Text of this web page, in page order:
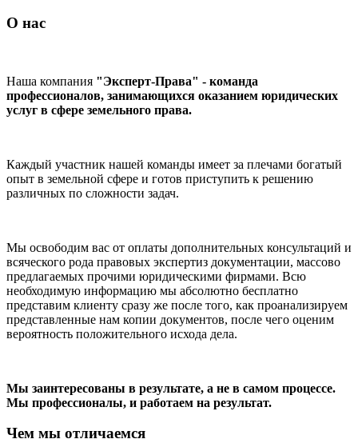
О нас
Наша компания "Эксперт-Права" - команда
профессионалов, занимающихся оказанием юридических
услуг в сфере земельного права.
Каждый участник нашей команды имеет за плечами богатый
опыт в земельной сфере и готов приступить к решению
различных по сложности задач.
Мы освободим вас от оплаты дополнительных консультаций и
всяческого рода правовых экспертиз документации, массово
предлагаемых прочими юридическими фирмами. Всю
необходимую информацию мы абсолютно бесплатно
представим клиенту сразу же после того, как проанализируем
представленные нам копии документов, после чего оценим
вероятность положительного исхода дела.
Мы заинтересованы в результате, а не в самом процессе.
Мы профессионалы, и работаем на результат.
Чем мы отличаемся